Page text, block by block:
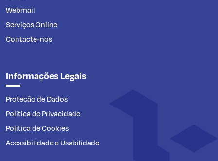
Webmail
Serviços Online
Contacte-nos
Informações Legais
Proteção de Dados
Politica de Privacidade
Politica de Cookies
Acessibilidade e Usabilidade